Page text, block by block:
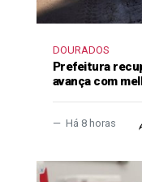
DOURADOS
Prefeitura
avança com
Há 8 horas